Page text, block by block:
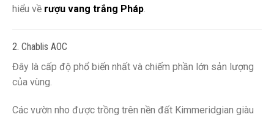
hiểu về rượu vang trắng Pháp.
2. Chablis AOC
Đây là cấp độ phổ biến nhất và chiếm phần lớn sản lượng
của vùng.
Các vườn nho được trồng trên nền đất Kimmeridgian giàu